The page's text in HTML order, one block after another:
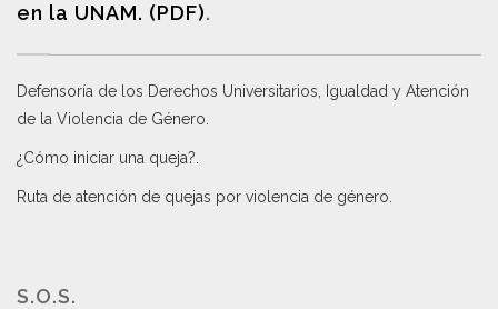
en la UNAM. (PDF).
Defensoría de los Derechos Universitarios, Igualdad y Atención
de la Violencia de Género
¿Cómo iniciar una queja?
Ruta de atención de quejas por violencia de género
S.O.S.